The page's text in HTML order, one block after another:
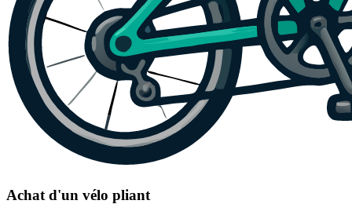
Achat d'un vélo pliant